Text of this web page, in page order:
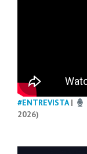
#ENTREVISTA|
2026)